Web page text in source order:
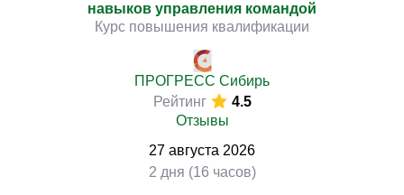
навыков управления командой
Курс повышения квалификации
ПРОГРЕСС Сибирь
Рейтинг
4.5
Отзывы
27 августа 2026
2 дня (16 часов)